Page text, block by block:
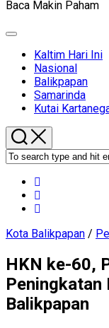
Baca Makin Paham
Expand
Kaltim Hari Ini
Nasional
Current
Page
Parent
Balikpapan
Samarinda
Kutai
Kota Balikpapan /
HKN ke-60,
Peningkatan
Balikpapan